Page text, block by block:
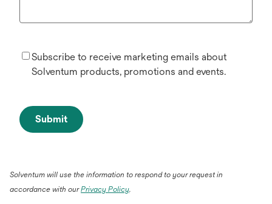
Subscribe to receive marketing emails about
Solventum products, promotions and events.
Submit
Solventum will use the information to respond to your request in
accordance with ourPrivacy Policy.